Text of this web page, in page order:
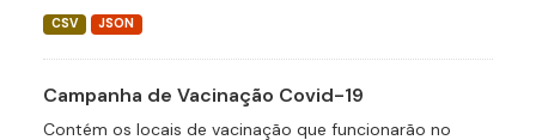
CSV JSON
Campanha de Vacinação Covid-19
Contém os locais de vacinação que funcionarão no